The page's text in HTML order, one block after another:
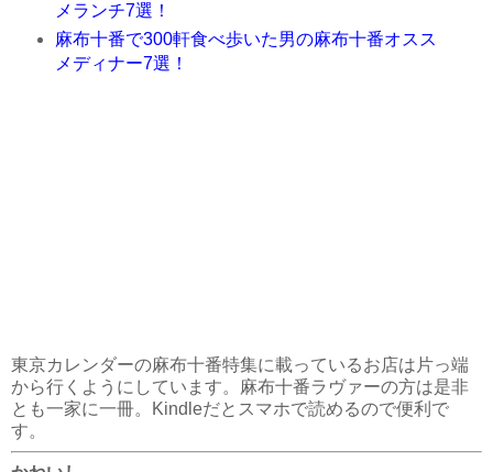
メランチ7選！
麻布十番で300軒食べ歩いた男の麻布十番オスス
メディナー7選！
東京カレンダーの麻布十番特集に載っているお店は片っ端
から行くようにしています。麻布十番ラヴァーの方は是非
とも一家に一冊。Kindleだとスマホで読めるので便利で
す。